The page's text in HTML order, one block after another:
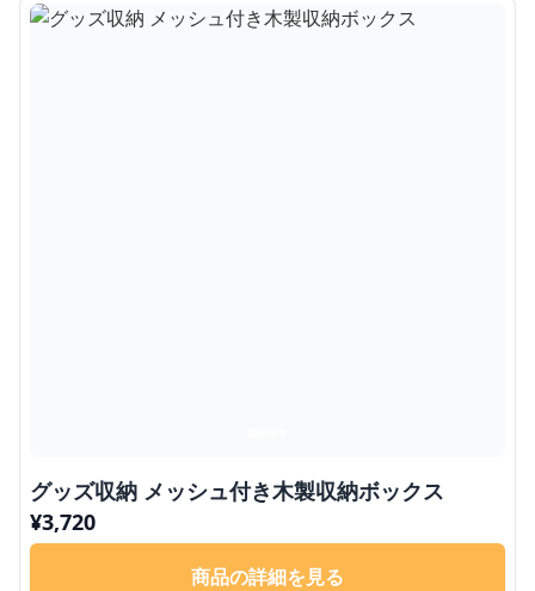
グッズ収納 メッシュ付き木製収納ボックス
¥3,720
商品の詳細を見る